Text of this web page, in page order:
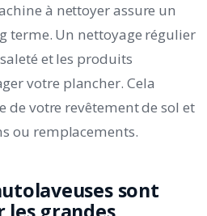
à nettoyer assure un
terme. Un nettoyage régulier
et les produits
votre plancher. Cela
de votre revêtement de sol et
ou remplacements.
sont